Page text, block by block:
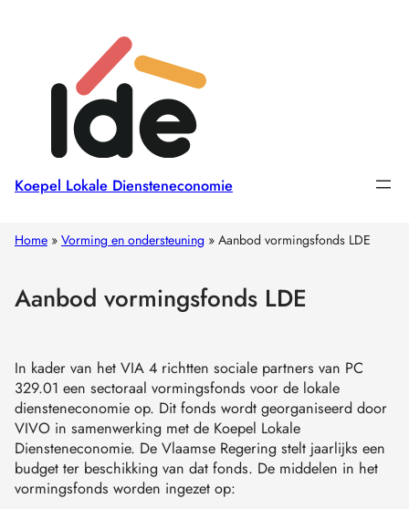
Koepel Lokale Diensteneconomie
Home » Vorming en ondersteuning » Aanbod vormingsfonds LDE
Aanbod vormingsfonds LDE
In kader van het VIA 4 richtten sociale partners van PC
329.01 een sectoraal vormingsfonds voor de lokale
diensteneconomie op. Dit fonds wordt georganiseerd door
VIVO in samenwerking met de Koepel Lokale
Diensteneconomie. De Vlaamse Regering stelt jaarlijks een
budget ter beschikking van dat fonds. De middelen in het
vormingsfonds worden ingezet op: